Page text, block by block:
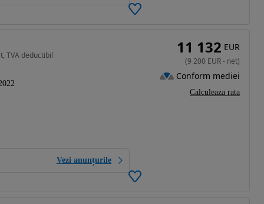
TVA deductibil
Vezi anunțurile
11 132 EUR
(9 200 EUR- net)
Conform mediei
Calculeaza rata